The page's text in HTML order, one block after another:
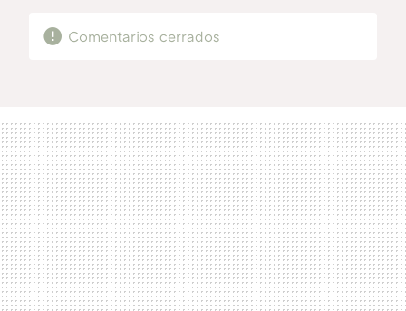
Comentarios cerrados